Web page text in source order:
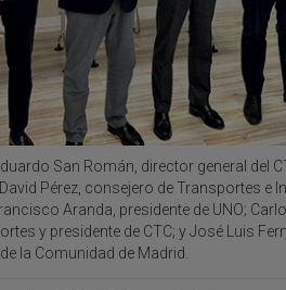
San Román, director general del
Pérez, consejero de Transportes e
Aranda, presidente de UNO;
y presidente de CTC; y José Luis
la Comunidad de Madrid.